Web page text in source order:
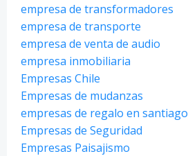
empresa de transformadores
empresa de transporte
empresa de venta de audio
empresa inmobiliaria
Empresas Chile
Empresas de mudanzas
empresas de regalo en santiago
Empresas de Seguridad
Empresas Paisajismo